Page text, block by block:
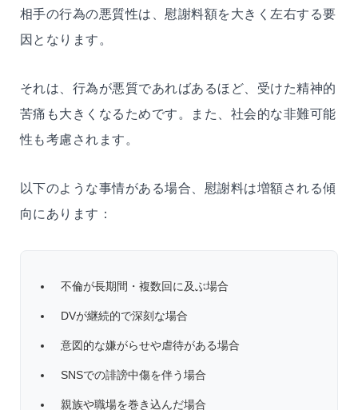
相手の行為の悪質性は、慰謝料額を大きく左右する要
因となります。
それは、行為が悪質であればあるほど、受けた精神的
苦痛も大きくなるためです。また、社会的な非難可能
性も考慮されます。
以下のような事情がある場合、慰謝料は増額される傾
向にあります：
不倫が長期間・複数回に及ぶ場合
DVが継続的で深刻な場合
意図的な嫌がらせや虐待がある場合
SNSでの誹謗中傷を伴う場合
親族や職場を巻き込んだ場合